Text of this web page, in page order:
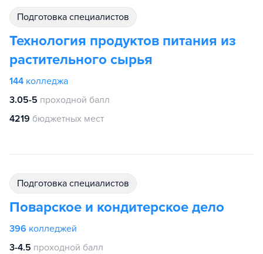
подготовка специалистов
Технология продуктов питания из
растительного сырья
144 колледжа
3.05-5 проходной балл
4219 бюджетных мест
подготовка специалистов
Поварское и кондитерское дело
396 колледжей
3-4.5 проходной балл